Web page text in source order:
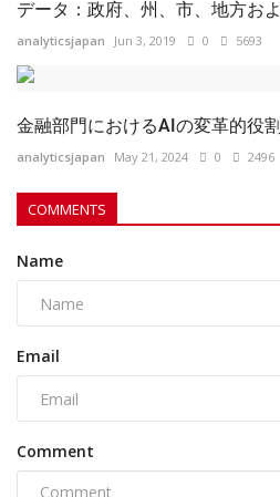
金融部門におけるAIの変革的役割
analyticsjapan May 21, 2024 2496
Name
Comment